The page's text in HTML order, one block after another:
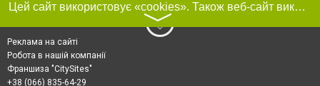
Цей сайт використовує «cookies». Також веб-сайт використовує інтернет-сервіс для збору технічних даних стосовно відвідувачів з метою отримання маркетингової та статистичної інформації. Умови обробки даних відвідувачів сайту див.
〉
Реклама на сайті
Робота в нашій компанії
Франшиза "CitySites"
+38 (066) 835-64-29